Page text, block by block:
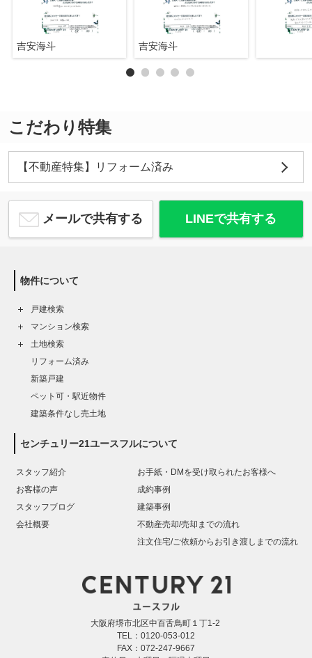
吉安海斗 吉安海斗
こだわり特集
【不動産特集】リフォーム済み
メールで共有する LINEで共有する
物件について
戸建検索
マンション検索
土地検索
リフォーム済み
新築戸建
ペット可・駅近物件
建築条件なし売土地
センチュリー21ユースフルについて
スタッフ紹介
お客様の声
スタッフブログ
会社概要
お手紙・DMを受け取られたお客様へ
成約事例
建築事例
不動産売却/売却までの流れ
注文住宅/ご依頼からお引き渡しまでの流れ
大阪府堺市北区中百舌鳥町１丁1-2
TEL：0120-053-012
FAX：072-247-9667